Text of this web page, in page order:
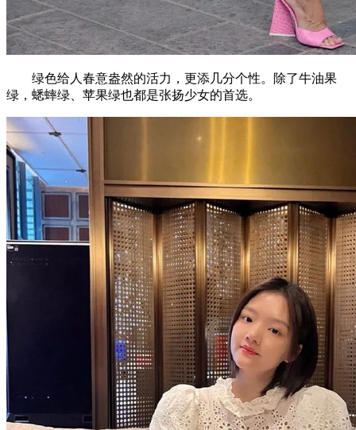
绿色给人春意盎然的活力，更添几分个性。除了牛油果
绿，蟋蟀绿、苹果绿也都是张扬少女的首选。